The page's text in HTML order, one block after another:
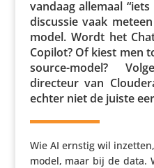
vandaag allemaal
discussie vaak
model. Wordt het
Copilot? Of kiest men
source-model?
directeur van
echter niet de juiste
Wie AI ernstig wil
model, maar bij de data.